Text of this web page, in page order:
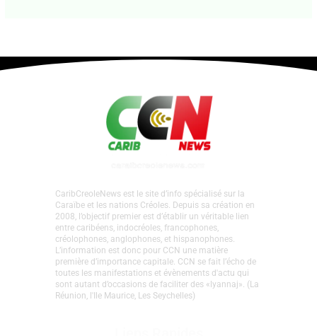
Dayz a été annulé ?
Laisser un commentaire •Focus La Une Focus
Agnès Mathey•23 juillet 2026